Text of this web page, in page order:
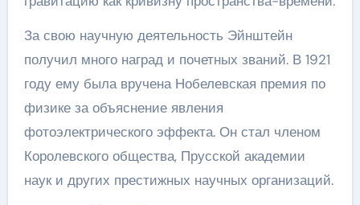
За свою научную деятельность Эйнштейн
получил много наград и почетных званий. В 1921
году ему была вручена Нобелевская премия по
физике за объяснение явления
фотоэлектрического эффекта. Он стал членом
Королевского общества, Прусской академии
наук и других престижных научных организаций.